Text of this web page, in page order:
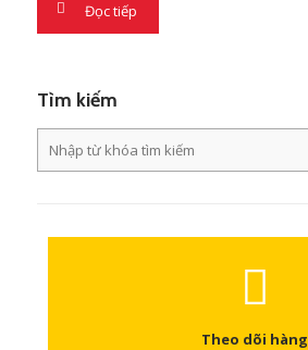
Đọc tiếp
Tìm kiếm
Theo dõi hàng